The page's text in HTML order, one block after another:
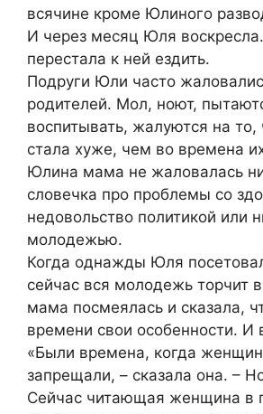
всячине кроме Юлиного
И через месяц Юля
перестала к ней ездить.
Подруги Юли часто
родителей. Мол, ноют,
воспитывать, жалуются на то,
стала хуже, чем во времена
Юлина мама не жаловалась
словечка про проблемы со
недовольство политикой или
молодежью.
Когда однажды Юля
сейчас вся молодежь торчит
мама посмеялась и сказала,
времени свои особенности. И
«Были времена, когда
запрещали, – сказала она. –
Сейчас читающая женщина в